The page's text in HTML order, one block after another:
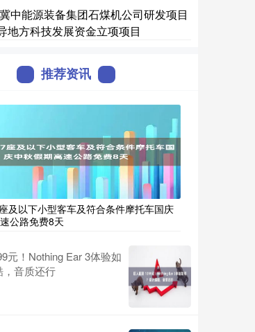
中能源装备集团石煤机公司研发项目
地方科技发展资金立项项目
推荐资讯
及以下小型客车及符合条件摩托车国庆
公路免费8天
元！Nothing Ear 3体验如
音质还行